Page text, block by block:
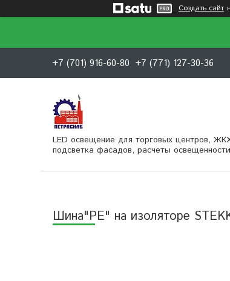
Создать сайт
+7 (701) 916-60-80 +7 (771) 127-30-36
LED освещение для торговых центров,
подсветка фасадов, расчеты освещенности
Шина"PE" на изоляторе